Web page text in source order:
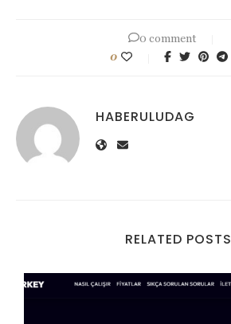
0 comment
0
HABERULUDAG
RELATED POSTS